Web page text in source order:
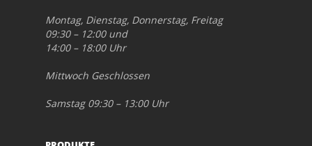
Montag, Dienstag, Donnerstag, Freitag
09:30 – 12:00 und
14:00 – 18:00 Uhr
Mittwoch Geschlossen
Samstag 09:30 – 13:00 Uhr